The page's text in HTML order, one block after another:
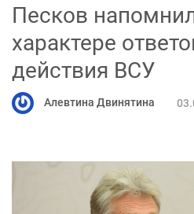
Песков
характере
действия ВСУ
Алевтина Двинятина